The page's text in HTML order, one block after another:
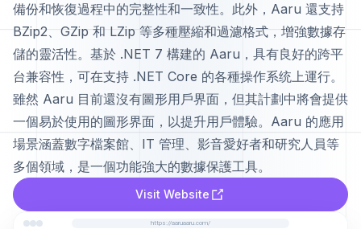
備份和恢復過程中的完整性和一致性。此外，Aaru 還支持
BZip2、GZip 和 LZip 等多種壓縮和過濾格式，增強數據存
儲的靈活性。基於 .NET 7 構建的 Aaru，具有良好的跨平
台兼容性，可在支持 .NET Core 的各種操作系统上運行。
雖然 Aaru 目前還沒有圖形用戶界面，但其計劃中將會提供
一個易於使用的圖形界面，以提升用戶體驗。Aaru 的應用
場景涵蓋數字檔案館、IT 管理、影音愛好者和研究人員等
多個領域，是一個功能強大的數據保護工具。
Visit Website
https://aaruaaru.com/